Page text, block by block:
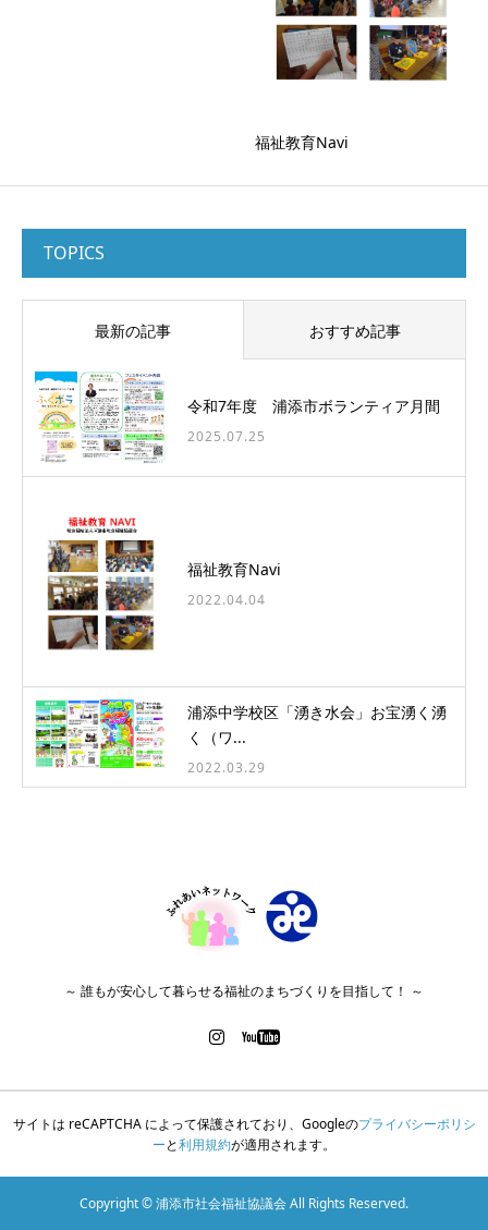
福祉教育Navi
TOPICS
最新の記事 おすすめ記事
令和7年度 浦添市ボランティア月間
2025.07.25
福祉教育Navi
2022.04.04
浦添中学校区「湧き水会」お宝湧く湧
く（ワ...
2022.03.29
～ 誰もが安心して暮らせる福祉のまちづくりを目指して！ ～
サイトは reCAPTCHA によって保護されており、Googleのプライバシーポリシ
ーと利用規約が適用されます。
Copyright © 浦添市社会福祉協議会 All Rights Reserved.